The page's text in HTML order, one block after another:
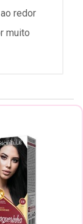
redor
muito